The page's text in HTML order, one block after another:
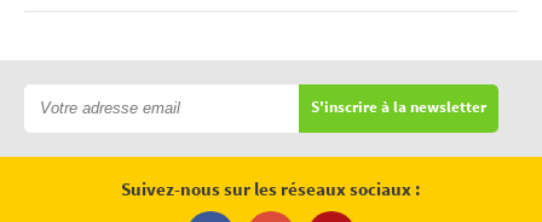
S'inscrire à la newsletter
Suivez-nous sur les réseaux sociaux :